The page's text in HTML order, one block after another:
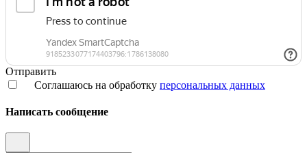
Отправить
Соглашаюсь на обработку персональных данных
Написать сообщение